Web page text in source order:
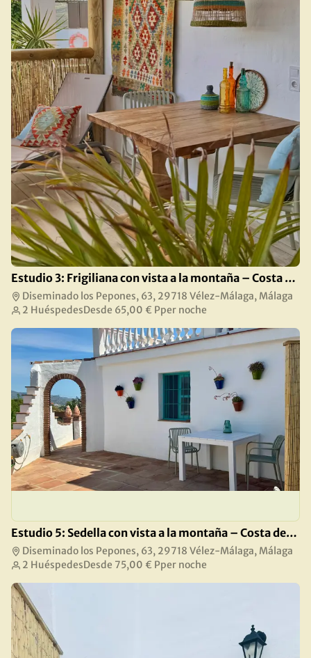
Estudio 3: Frigiliana con vista a la montaña – Costa del Sol
Diseminado los Pepones, 63, 29718 Vélez-Málaga, Málaga
2 HuéspedesDesde 65,00 € Pper noche
Estudio 5: Sedella con vista a la montaña – Costa del Sol
Diseminado los Pepones, 63, 29718 Vélez-Málaga, Málaga
2 HuéspedesDesde 75,00 € Pper noche